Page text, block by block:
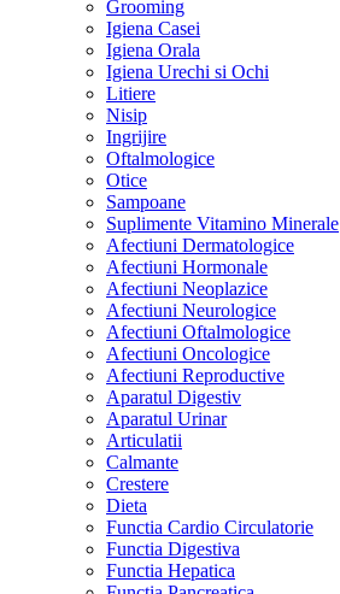
Grooming
Igiena Casei
Igiena Orala
Igiena Urechi si Ochi
Litiere
Nisip
Ingrijire
Oftalmologice
Otice
Sampoane
Suplimente Vitamino Minerale
Afectiuni Dermatologice
Afectiuni Hormonale
Afectiuni Neoplazice
Afectiuni Neurologice
Afectiuni Oftalmologice
Afectiuni Oncologice
Afectiuni Reproductive
Aparatul Digestiv
Aparatul Urinar
Articulatii
Calmante
Crestere
Dieta
Functia Cardio Circulatorie
Functia Digestiva
Functia Hepatica